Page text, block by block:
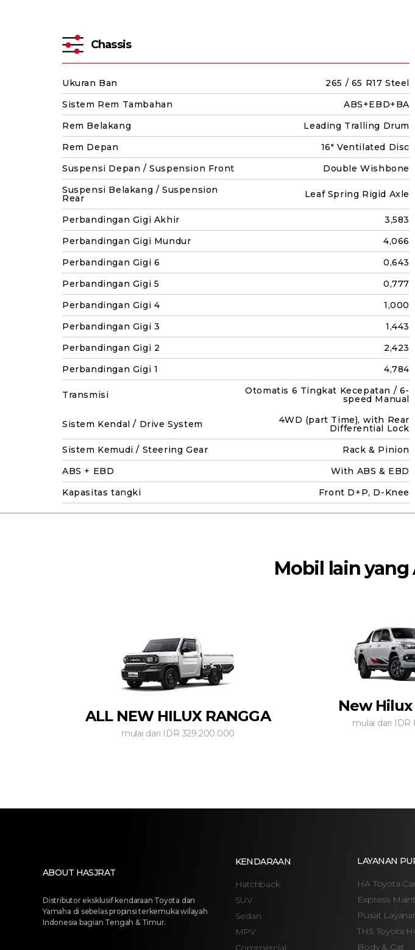
Chassis
Ukuran Ban
265 / 65 R17 Steel
Sistem Rem Tambahan
ABS+EBD+BA
Rem Belakang
Leading Tralling Drum
Rem Depan
16" Ventilated Disc
Suspensi Depan / Suspension Front
Double Wishbone
Suspensi Belakang / Suspension
Rear Leaf Spring Rigid Axle
Perbandingan Gigi Akhir
3,583
Perbandingan Gigi Mundur
4,066
Perbandingan Gigi 6
0,643
Perbandingan Gigi 5
0,777
Perbandingan Gigi 4
1,000
Perbandingan Gigi 3
1,443
Perbandingan Gigi 2
2,423
Perbandingan Gigi 1
4,784
Transmisi Otomatis 6 Tingkat Kecepatan / 6-
speed Manual
Sistem Kendal / Drive System 4WD (part Time), with Rear
Differential Lock
Sistem Kemudi / Steering Gear
Rack & Pinion
ABS + EBD
With ABS & EBD
Kapasitas tangki
Front D+P, D-Knee
Mobil lain
ALL NEW HILUX RANGGA
mulai dari IDR 329.200.000
New
mulai dari IDR
ABOUT HASJRAT
Distributor eksklusif kendaraan Toyota dan
Yamaha di sebelas propinsi terkemuka wilayah
Indonesia bagian Tengah & Timur.
KENDARAAN
Hatchback
SUV
Sedan
MPV
Commercial
LAYANAN
HA Toyota
Express
Pusat
THS Toyota
Body & Cat